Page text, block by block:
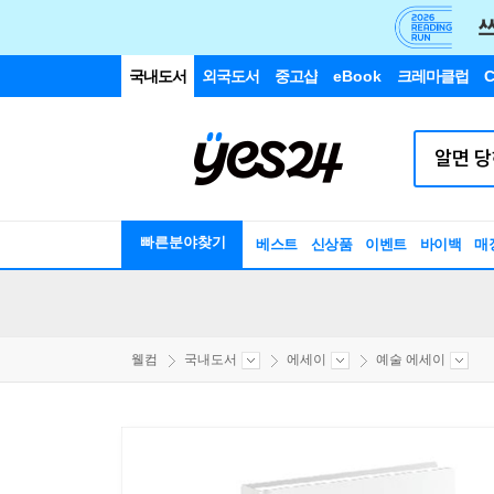
국내도서 외국도서 중고샵 eBook 크레마클럽
빠른분야찾기 베스트 신상품 이벤트 바이백 매
웰컴 국내도서 에세이 예술 에세이